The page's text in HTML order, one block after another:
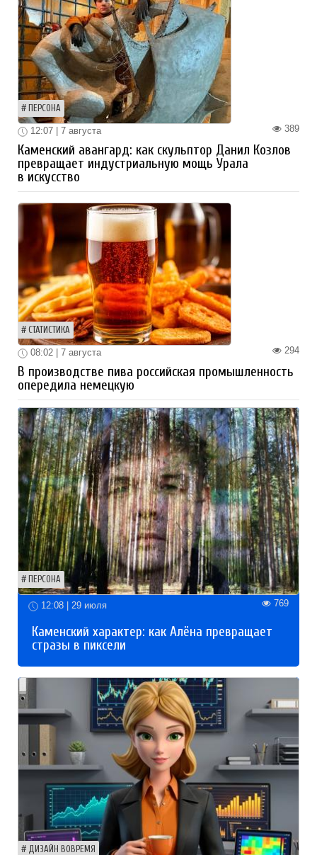
ПЕРСОНА
389
12:07 | 7 августа
Каменский авангард: как скульптор Данил Козлов
превращает индустриальную мощь Урала
в искусство
СТАТИСТИКА
294
08:02 | 7 августа
В производстве пива российская промышленность
опередила немецкую
ПЕРСОНА
12:08 | 29 июля 769
Каменский характер: как Алёна превращает
стразы в пиксели
ДИЗАЙН ВОВРЕМЯ